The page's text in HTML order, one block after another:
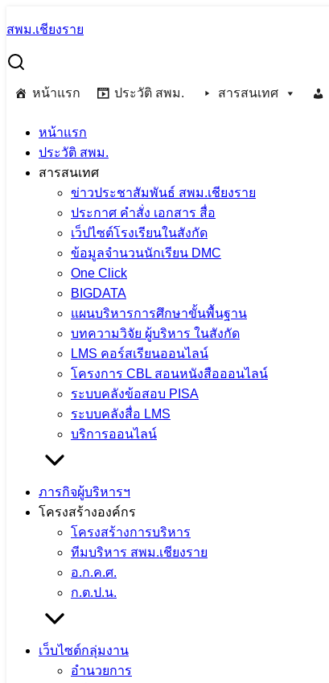
to
content
สพม.เชียงราย
หน้าแรก ประวัติ สพม. สารสนเทศ
หน้าแรก
ประวัติ สพม.
สารสนเทศ
ข่าวประชาสัมพันธ์ สพม.เชียงราย
ประกาศ คำสั่ง เอกสาร สื่อ
เว็ปไซต์โรงเรียนในสังกัด
ข้อมูลจำนวนนักเรียน DMC
One Click
BIGDATA
แผนบริหารการศึกษาขั้นพื้นฐาน
บทความวิจัย ผู้บริหาร ในสังกัด
LMS คอร์สเรียนออนไลน์
โครงการ CBL สอนหนังสือออนไลน์
ระบบคลังข้อสอบ PISA
ระบบคลังสื่อ LMS
บริการออนไลน์
ภารกิจผู้บริหารฯ
โครงสร้างองค์กร
โครงสร้างการบริหาร
ทีมบริหาร สพม.เชียงราย
อ.ก.ค.ศ.
ก.ต.ป.น.
เว็บไซต์กลุ่มงาน
อำนวยการ
for:
พุธเช้าข่าว สพฐ. ประจำวันพุธที่ 16 สิงหาคม 2566
16 สิงหาคม 2023